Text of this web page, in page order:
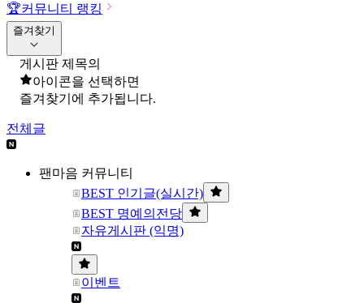
🏆커뮤니티 랭킹
즐겨찾기
게시판 제목의
아이콘을 선택하면
즐겨찾기에 추가됩니다.
전체글
팬마음 커뮤니티
BEST 인기글(실시간)
BEST 명예의전당
자유게시판 (익명)
이벤트